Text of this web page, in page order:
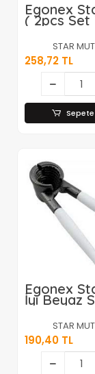
Egonex
( 2pcs Set
Metal
Ceviz
BeyazSTAR
258,72 TL
Sepete
Egonex
İyi Beyaz
Ceviz
STAR
190,40 TL